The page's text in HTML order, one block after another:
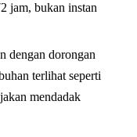
jam, bukan instan
dengan dorongan
terlihat seperti
mendadak